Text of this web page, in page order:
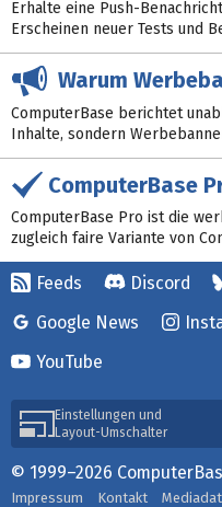
Erhalte eine Push-
Erscheinen neuer Tests und
Warum
ComputerBase berichtet
Inhalte, sondern
ComputerBase
ComputerBase Pro ist die
zugleich faire Variante von
Feeds Discord
Google News
YouTube
Einstellungen und
Layout-Umschalter
© 1999–2026
Impressum Kontakt